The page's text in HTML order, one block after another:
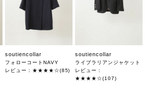
soutiencollar
フォローコートNAVY
レビュー：★★★★☆(85)
soutiencollar
ライブラリアンジャケット
レビュー：
★★★★☆(107)